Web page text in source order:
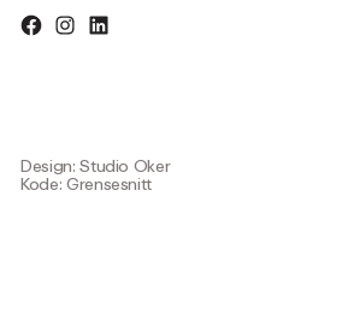
Design: Studio Oker
Kode: Grensesnitt